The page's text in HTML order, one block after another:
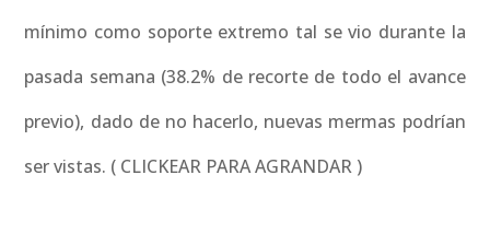
mínimo como soporte extremo tal se vio durante la
pasada semana (38.2% de recorte de todo el avance
previo), dado de no hacerlo, nuevas mermas podrían
ser vistas. ( CLICKEAR PARA AGRANDAR )